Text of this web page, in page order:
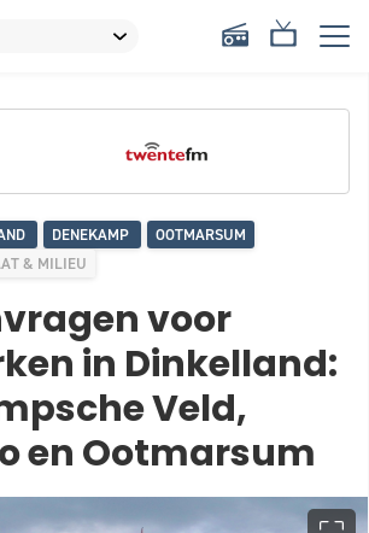
DENEKAMP
OOTMARSUM
& MILIEU
voor
in Dinkelland:
Veld,
en Ootmarsum